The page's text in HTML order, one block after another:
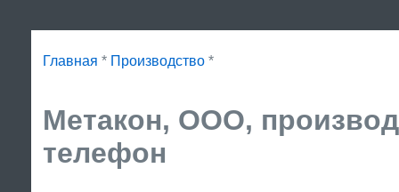
Главная * Производство *
Метакон, ООО,
телефон